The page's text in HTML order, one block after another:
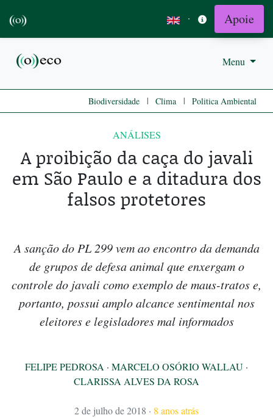
· Apoie
Menu
Biodiversidade | Clima | Politica Ambiental
ANÁLISES
A proibição da caça do javali
em São Paulo e a ditadura dos
falsos protetores
A sanção do PL 299 vem ao encontro da demanda
de grupos de defesa animal que enxergam o
controle do javali como exemplo de maus-tratos e,
portanto, possui amplo alcance sentimental nos
eleitores e legisladores mal informados
FELIPE PEDROSA · MARCELO OSÓRIO WALLAU ·
CLARISSA ALVES DA ROSA
2 de julho de 2018 · 8 anos atrás